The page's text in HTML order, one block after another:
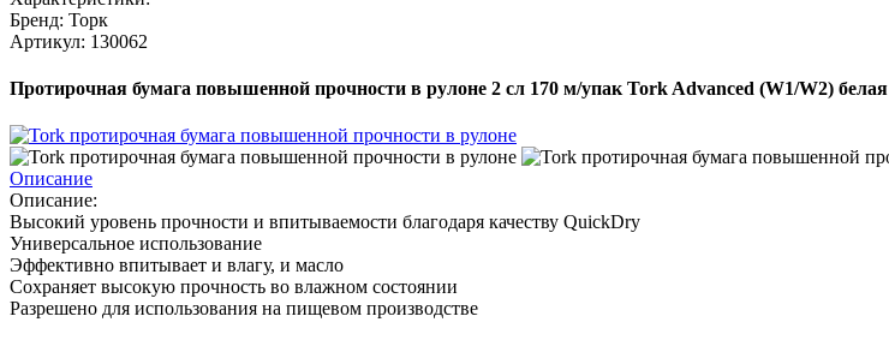
Бренд: Торк
Артикул: 130062
Протирочная бумага повышенной прочности в рулоне 2 сл 170 м/упак Tork Advanced (W1/W2) белая
Описание
Описание:
Высокий уровень прочности и впитываемости благодаря качеству QuickDry
Универсальное использование
Эффективно впитывает и влагу, и масло
Сохраняет высокую прочность во влажном состоянии
Разрешено для использования на пищевом производстве